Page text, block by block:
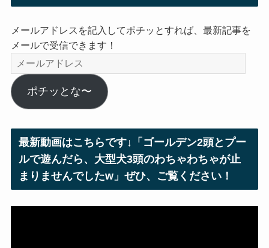
メールアドレスを記入してポチッとすれば、最新記事を
メールで受信できます！
メ
ー
ル
ア
ス
ポチッとな〜
最新動画はこちらです↓「ゴールデン2頭とプー
ルで遊んだら、大型犬3頭のわちゃわちゃが止
まりませんでしたw」ぜひ、ご覧ください！